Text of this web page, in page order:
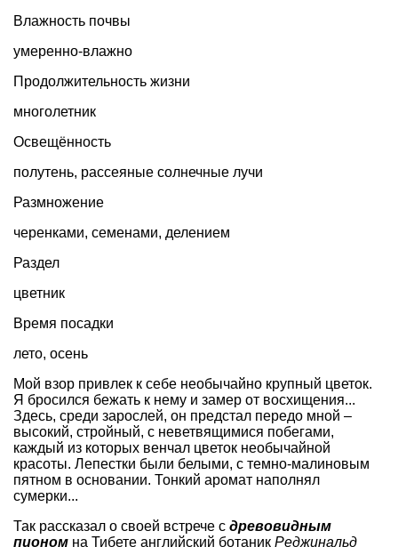
Влажность почвы
умеренно-влажно
Продолжительность жизни
многолетник
Освещённость
полутень, рассеяные солнечные лучи
Размножение
черенками, семенами, делением
Раздел
цветник
Время посадки
лето, осень
Мой взор привлек к себе необычайно крупный цветок.
Я бросился бежать к нему и замер от восхищения...
Здесь, среди зарослей, он предстал передо мной –
высокий, стройный, с неветвящимися побегами,
каждый из которых венчал цветок необычайной
красоты. Лепестки были белыми, с темно-малиновым
пятном в основании. Тонкий аромат наполнял
сумерки...
Так рассказал о своей встрече с древовидным
пионом на Тибете английский ботаник Реджинальд